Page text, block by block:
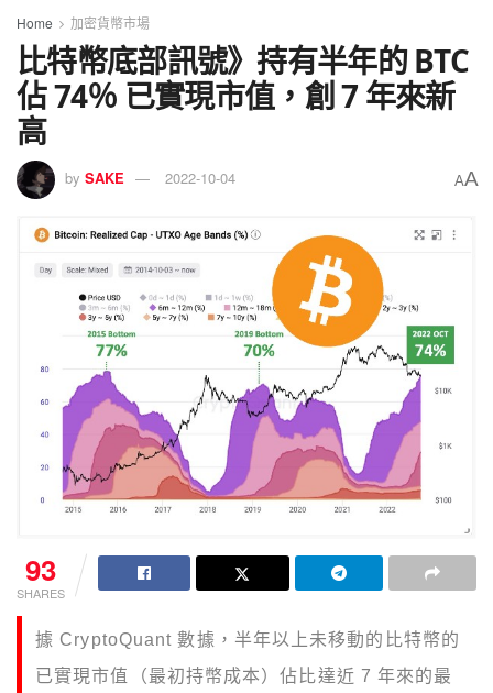
Home 加密貨幣市場
比特幣底部訊號》持有半年的 BTC
佔 74％ 已實現市值，創 7 年來新
高
by SAKE 2022-10-04 AA
93
SHARES
據 CryptoQuant 數據，半年以上未移動的比特幣的
已實現市值（最初持幣成本）佔比達近 7 年來的最